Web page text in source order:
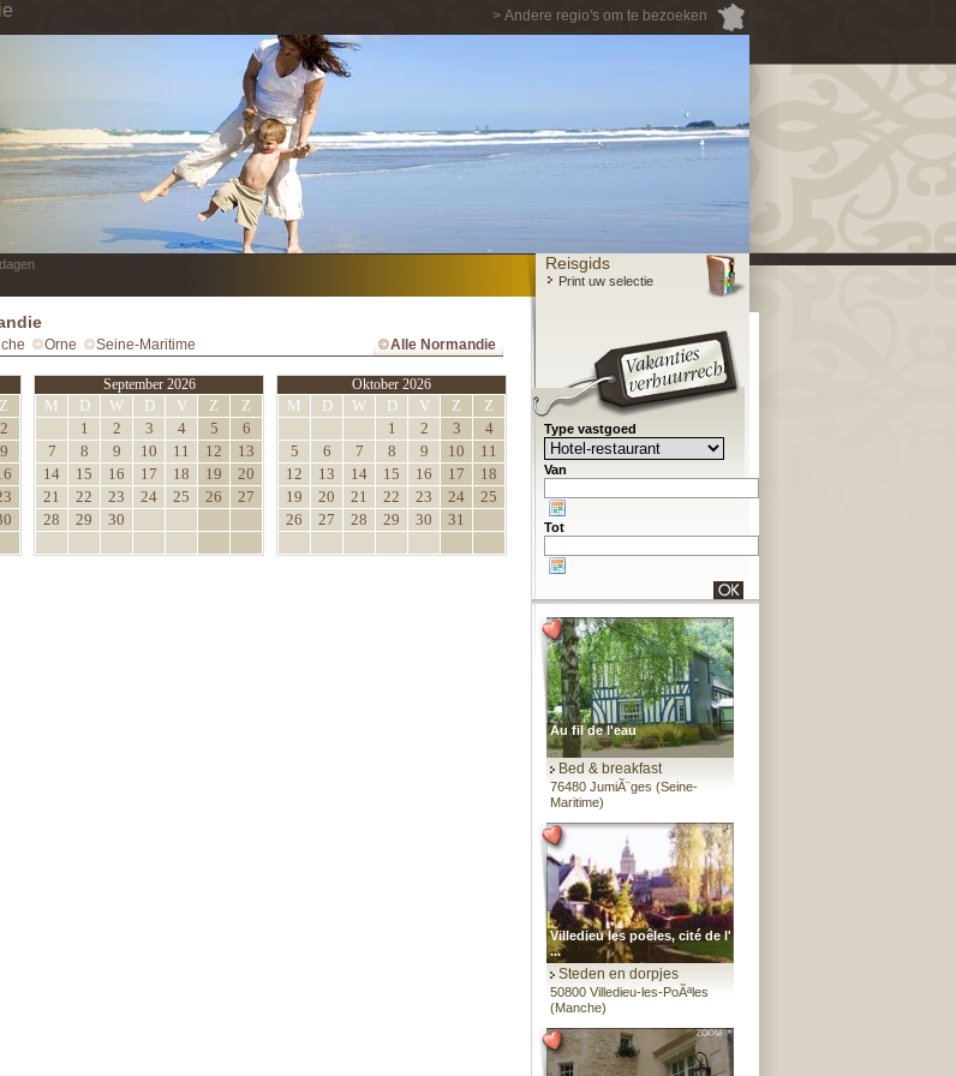
> Andere regio's om te bezoeken
Reisgids
Print uw selectie
Orne Seine-Maritime Alle Normandie
Z
2
9
September 2026
M D W D V Z
Z
1
2 3 4 5
6
7
8 9 10 11 12
13
14
15 16 17 18 19
20
21
22 23 24 25 26
27
28
29 30
Oktober 2026
M D W D V Z
Z
1
2 3
4
5
6 7 8 9 10
11
12
13 14 15 16 17
18
19
20 21 22 23 24
25
26
27 28 29 30 31
Type vastgoed
Van
Tot
Au fil de l'eau
Bed & breakfast
76480 JumiÃ¨ges (Seine-
Maritime)
Villedieu les poêles, cité de l'
...
Steden en dorpjes
50800 Villedieu-les-PoÃªles
(Manche)